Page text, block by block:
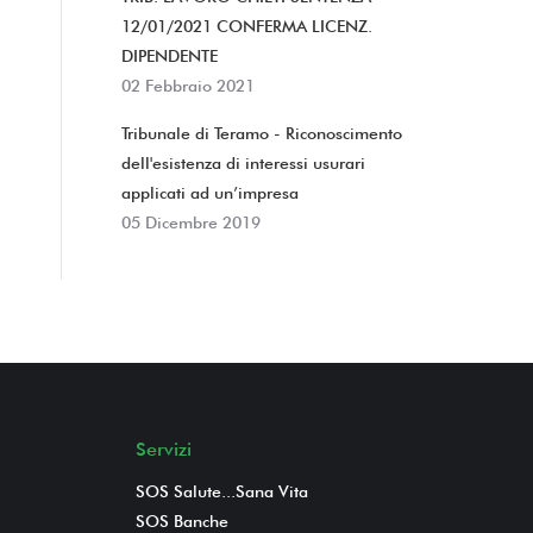
12/01/2021 CONFERMA LICENZ.
DIPENDENTE
02 Febbraio 2021
Tribunale di Teramo - Riconoscimento
dell'esistenza di interessi usurari
applicati ad un’impresa
05 Dicembre 2019
Servizi
SOS Salute...Sana Vita
SOS Banche